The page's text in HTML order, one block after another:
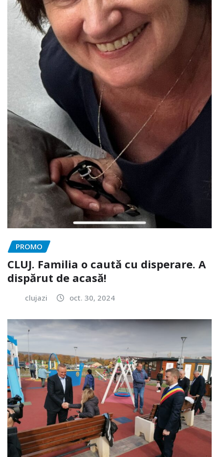
PROMO
CLUJ. Familia o caută cu disperare. A
dispărut de acasă!
clujazi oct. 30, 2024